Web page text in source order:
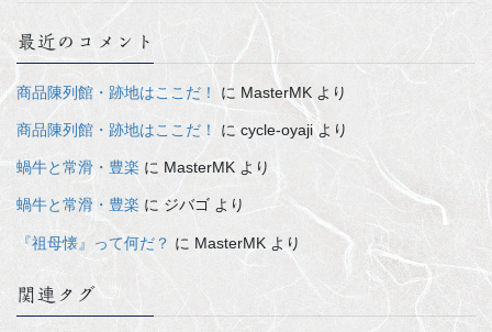
最近のコメント
商品陳列館・跡地はここだ！ に MasterMK より
商品陳列館・跡地はここだ！ に cycle-oyaji より
蝸牛と常滑・豊楽 に MasterMK より
蝸牛と常滑・豊楽 に ジバゴ より
『祖母懐』って何だ？ に MasterMK より
関連タグ